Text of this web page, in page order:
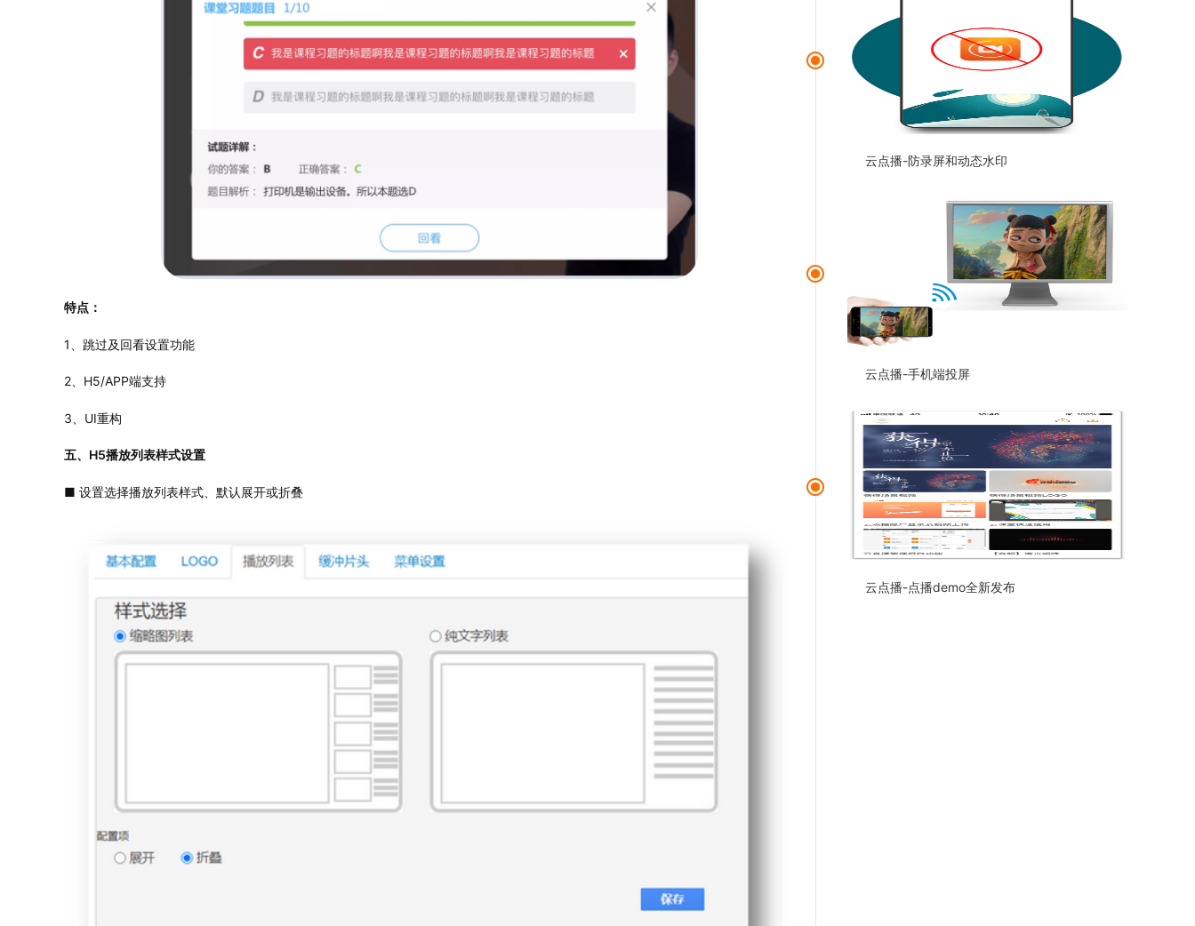
特点：
1、跳过及回看设置功能
2、H5/APP端支持
3、UI重构
五、H5播放列表样式设置
■ 设置选择播放列表样式、默认展开或折叠
云点播-防录屏和动态水印
云点播-手机端投屏
云点播-点播demo全新发布